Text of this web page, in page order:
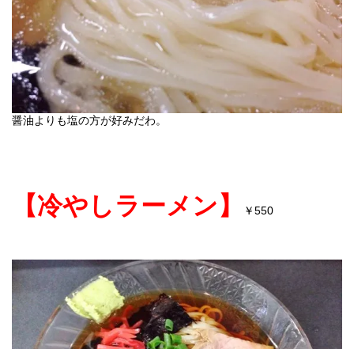
醤油よりも塩の方が好みだわ。
【冷やしラーメン】 ￥550